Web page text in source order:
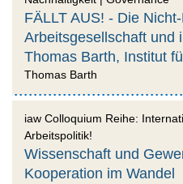
FÄLLT AUS! - Die
Arbeitsgesellschaft und
Thomas Barth, Institut
Thomas Barth
iaw Colloquium Reihe:
Arbeitspolitik!
Wissenschaft und
Kooperation im Wandel